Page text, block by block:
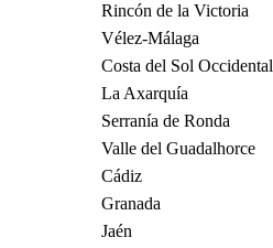
Rincón de la Victoria
Vélez-Málaga
Costa del Sol Occidental
La Axarquía
Serranía de Ronda
Valle del Guadalhorce
Cádiz
Granada
Jaén